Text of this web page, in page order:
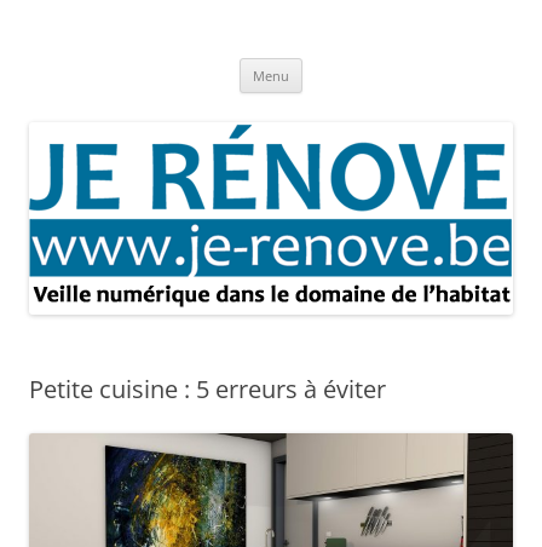
Menu
Petite cuisine : 5 erreurs à éviter